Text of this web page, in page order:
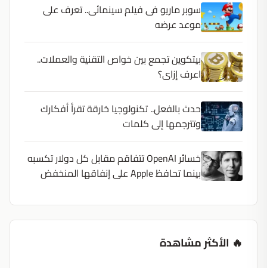
سوبر ماريو فى فيلم سينمائى.. تعرف على
موعد عرضه
بيتكوين تجمع بين خواص التقنية والعملات..
اعرف إزاى؟
حدث بالفعل.. تكنولوجيا خارقة تقرأ أفكارك
وتترجمها إلى كلمات
خسائر OpenAI تتفاقم مقابل كل دولار تكسبه
بينما تحافظ Apple على إنفاقها المنخفض
🔥 الأكثر مشاهدة